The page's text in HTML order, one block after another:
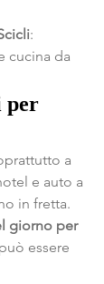
:
cucina da
per
a
e auto a
in fretta.
giorno per
essere